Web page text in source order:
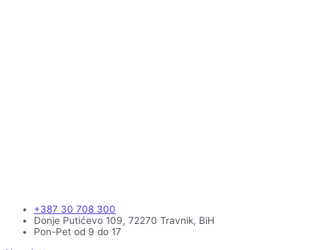
+387 30 708 300
Donje Putićevo 109, 72270 Travnik, BiH
Pon-Pet od 9 do 17